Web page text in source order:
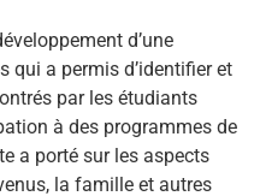
d’une
qui a permis d’identifier et
par les étudiants
à des programmes de
a porté sur les aspects
la famille et autres